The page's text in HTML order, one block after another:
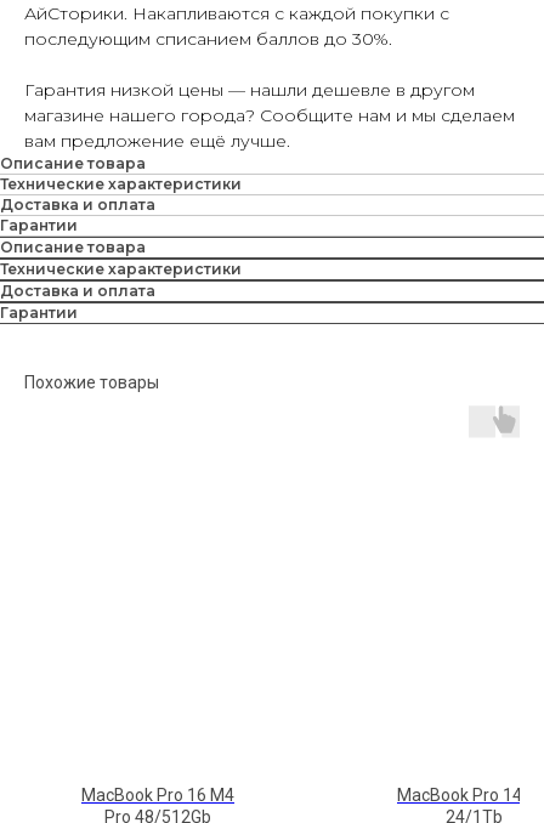
АйСторики. Накапливаются с каждой покупки с
последующим списанием баллов до 30%.
Гарантия низкой цены — нашли дешевле в другом
магазине нашего города? Сообщите нам и мы сделаем
вам предложение ещё лучше.
Описание товара
Технические характеристики
Доставка и оплата
Гарантии
Описание товара
Технические характеристики
Доставка и оплата
Гарантии
Похожие товары
MacBook Pro 16 M4
Pro 48/512Gb
MacBook Pro 14
24/1Tb